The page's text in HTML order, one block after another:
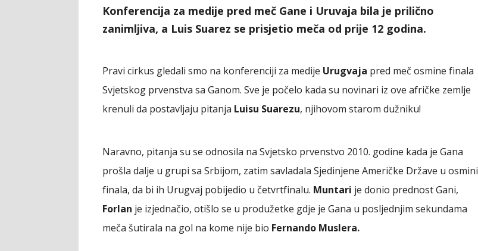
Konferencija za medije pred meč Gane i Uruvaja bila je prilično
zanimljiva, a Luis Suarez se prisjetio meča od prije 12 godina.
Pravi cirkus gledali smo na konferenciji za medije Urugvaja pred meč osmine finala
Svjetskog prvenstva sa Ganom. Sve je počelo kada su novinari iz ove afričke zemlje
krenuli da postavljaju pitanja Luisu Suarezu, njihovom starom dužniku!
Naravno, pitanja su se odnosila na Svjetsko prvenstvo 2010. godine kada je Gana
prošla dalje u grupi sa Srbijom, zatim savladala Sjedinjene Američke Države u osmini
finala, da bi ih Urugvaj pobijedio u četvrtfinalu. Muntari je donio prednost Gani,
Forlan je izjednačio, otišlo se u produžetke gdje je Gana u posljednjim sekundama
meča šutirala na gol na kome nije bio Fernando Muslera.